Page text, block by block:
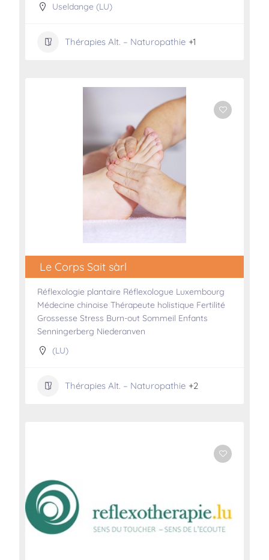
Useldange (LU)
Thérapies Alt. – Naturopathie +1
Le Corps Sait sàrl
Réflexologie plantaire Réflexologue Luxembourg
Médecine chinoise Thérapeute holistique Fertilité
Grossesse Stress Burn-out Sommeil Enfants
Senningerberg Niederanven
(LU)
Thérapies Alt. – Naturopathie +2